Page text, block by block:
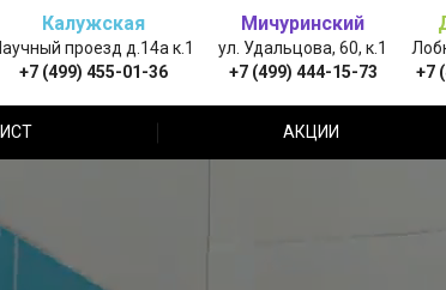
Калужская
проезд д.14а к.1
+7 (499) 455-01-36
Мичуринский
ул. Удальцова, 60, к.1
+7 (499) 444-15-73
+7
АКЦИИ